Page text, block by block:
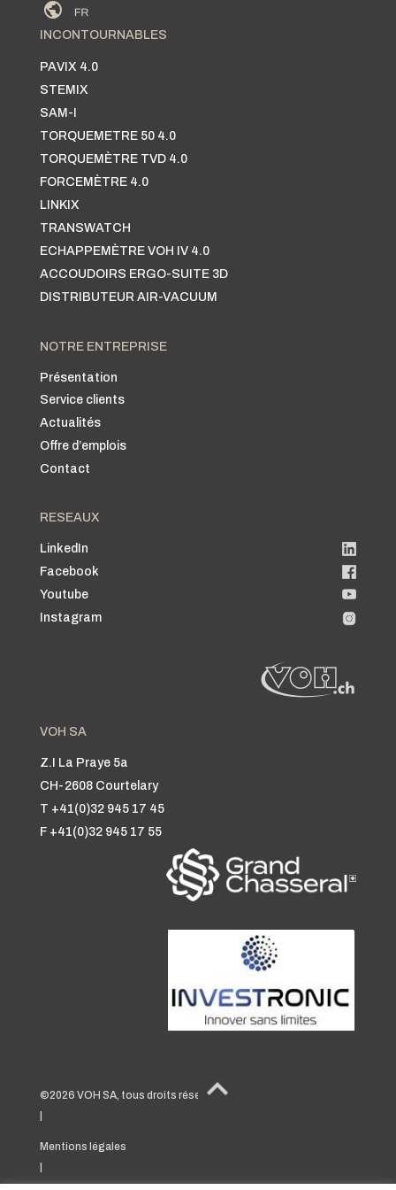
INCONTOURNABLES
PAVIX 4.0
STEMIX
SAM-I
TORQUEMETRE 50 4.0
TORQUEMÈTRE TVD 4.0
FORCEMÈTRE 4.0
LINKIX
TRANSWATCH
ECHAPPEMÈTRE VOH IV 4.0
ACCOUDOIRS ERGO-SUITE 3D
DISTRIBUTEUR AIR-VACUUM
NOTRE ENTREPRISE
Présentation
Service clients
Actualités
Offre d’emplois
Contact
RESEAUX
LinkedIn
Facebook
Youtube
Instagram
VOH SA
Z.I La Praye 5a
CH-2608 Courtelary
T +41(0)32 945 17 45
F +41(0)32 945 17 55
©2026 VOH SA, tous droits réservés
|
Mentions légales
|